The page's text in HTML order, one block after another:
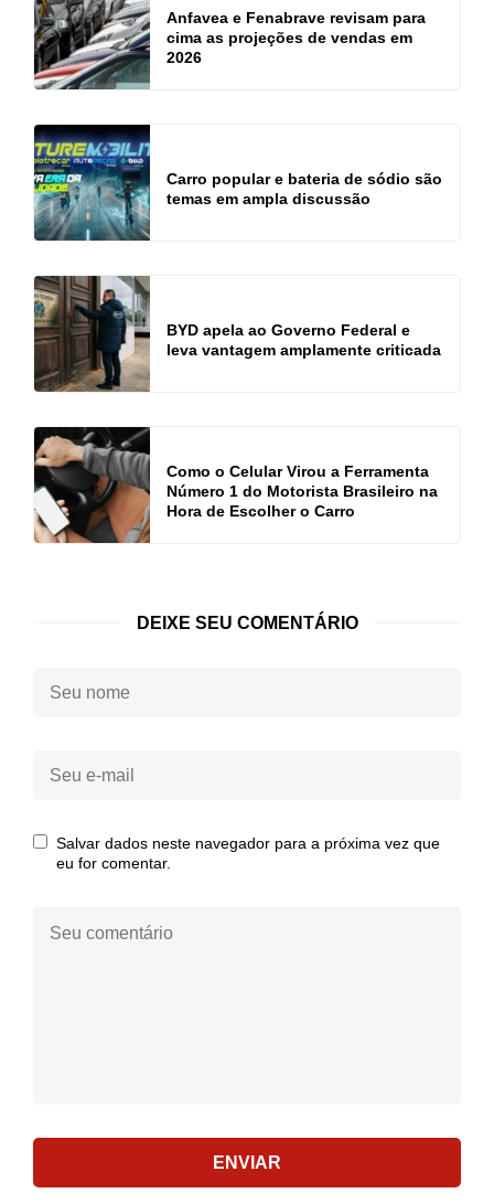
Anfavea e Fenabrave revisam para
cima as projeções de vendas em
2026
Carro popular e bateria de sódio são
temas em ampla discussão
BYD apela ao Governo Federal e
leva vantagem amplamente criticada
Como o Celular Virou a Ferramenta
Número 1 do Motorista Brasileiro na
Hora de Escolher o Carro
DEIXE SEU COMENTÁRIO
Seu
nome:
Seu
Salvar dados neste navegador para a próxima vez que
eu for comentar.
comentário:
ENVIAR